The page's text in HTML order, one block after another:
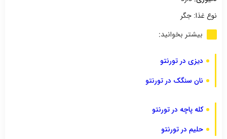
نوع غذا: جگر
بیشتر بخوانید:
دیزی در تورنتو
نان سنگک در تورنتو
کله پاچه در تورنتو
حلیم در تورنتو